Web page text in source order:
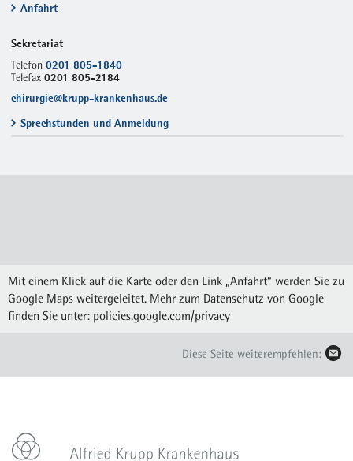
Anfahrt
Sekretariat
Telefon0201 805-1840
Telefax0201 805-2184
chirurgie@krupp-krankenhaus.de
Sprechstunden und Anmeldung
Mit einem Klick auf die Karte oder den Link „Anfahrt“ werden Sie zu
Google Maps weitergeleitet. Mehr zum Datenschutz von Google
finden Sie unter: policies.google.com/privacy
Diese Seite weiterempfehlen: